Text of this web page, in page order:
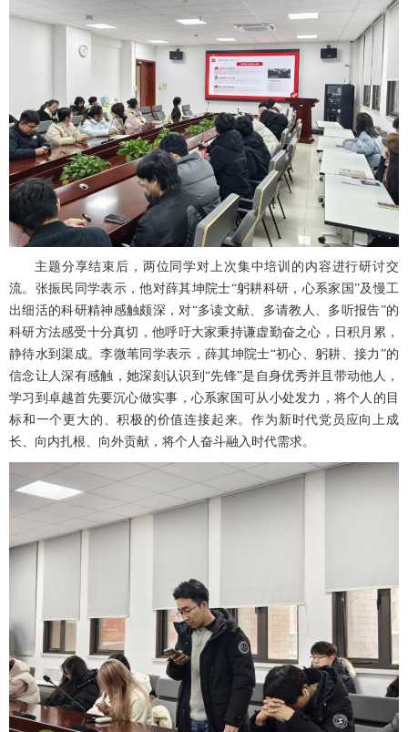
主题分享结束后，两位同学对上次集中培训的内容进行研讨交
流。张振民同学表示，他对薛其坤院士“躬耕科研，心系家国”及慢工
出细活的科研精神感触颇深，对“多读文献、多请教人、多听报告”的
科研方法感受十分真切，他呼吁大家秉持谦虚勤奋之心，日积月累，
静待水到渠成。李微苇同学表示，薛其坤院士“初心、躬耕、接力”的
信念让人深有感触，她深刻认识到“先锋”是自身优秀并且带动他人，
学习到卓越首先要沉心做实事，心系家国可从小处发力，将个人的目
标和一个更大的、积极的价值连接起来。作为新时代党员应向上成
长、向内扎根、向外贡献，将个人奋斗融入时代需求。